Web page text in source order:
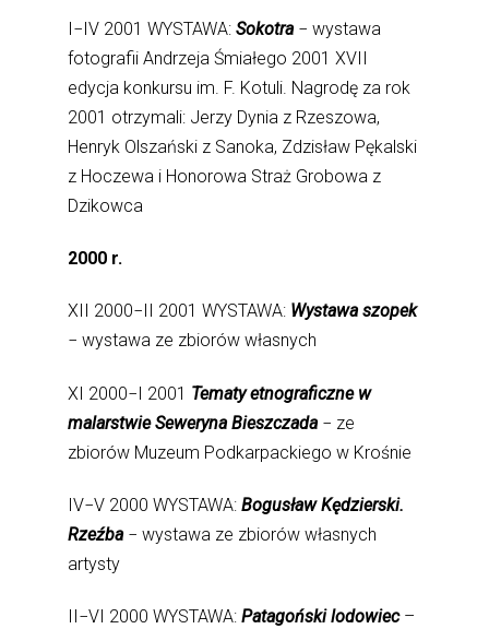
I−IV 2001 WYSTAWA:Sokotra − wystawa
fotografii Andrzeja Śmiałego 2001 XVII
edycja konkursu im. F. Kotuli. Nagrodę za rok
2001 otrzymali: Jerzy Dynia z Rzeszowa,
Henryk Olszański z Sanoka, Zdzisław Pękalski
z Hoczewa i Honorowa Straż Grobowa z
Dzikowca
2000 r.
XII 2000−II 2001 WYSTAWA: Wystawa szopek
− wystawa ze zbiorów własnych
XI 2000−I 2001 Tematy etnograficzne w
malarstwie Seweryna Bieszczada− ze
zbiorów Muzeum Podkarpackiego w Krośnie
IV−V 2000 WYSTAWA:Bogusław Kędzierski.
Rzeźba − wystawa ze zbiorów własnych
artysty
II−VI 2000 WYSTAWA:Patagoński lodowiec–